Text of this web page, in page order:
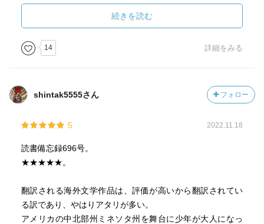
犯人の嫌疑をかけられるインデアンの男も良かった。
※フォローしている方の読書記録は
たく思ってます。
続きを読む
14 詳細をみる
shintak5555さん フォロー
5 2022.11.18
読書備忘録696号。
★★★★★。
翻訳される海外文学作品は、評価が高いから翻訳されてい
る訳であり、やはりアタリが多い。
アメリカの中北部州ミネソタ州を舞台に少年が大人になっ